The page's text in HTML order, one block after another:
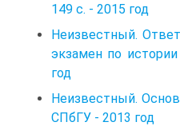
149 с. - 2015 год
Неизвестный.
экзамен по
год
Неизвестный.
СПбГУ - 2013 год